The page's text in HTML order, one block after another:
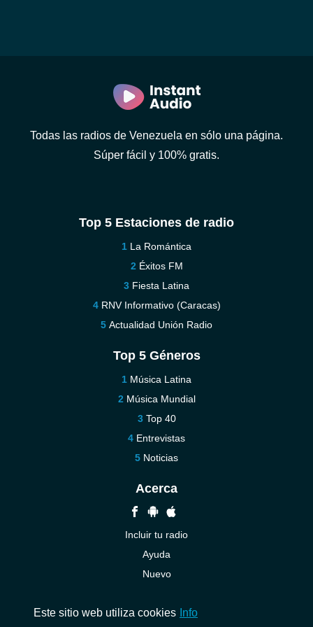
Todas las radios de Venezuela en sólo una página.
Súper fácil y 100% gratis.
Top 5 Estaciones de radio
La Romántica
Éxitos FM
Fiesta Latina
RNV Informativo (Caracas)
Actualidad Unión Radio
Top 5 Géneros
Música Latina
Música Mundial
Top 40
Entrevistas
Noticias
Acerca
Incluir tu radio
Ayuda
Nuevo
Este sitio web utiliza cookies Info